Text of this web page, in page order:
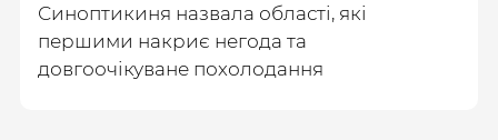
Синоптикиня назвала області, які
першими накриє негода та
довгоочікуване похолодання